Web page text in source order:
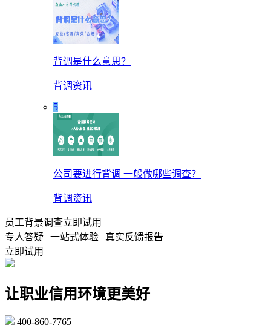
背调是什么意思？
背调资讯
5
公司要进行背调 一般做哪些调查？
背调资讯
员工背景调查立即试用
专人答疑 | 一站式体验 | 真实反馈报告
立即试用
让职业信用环境更美好
400-860-7765